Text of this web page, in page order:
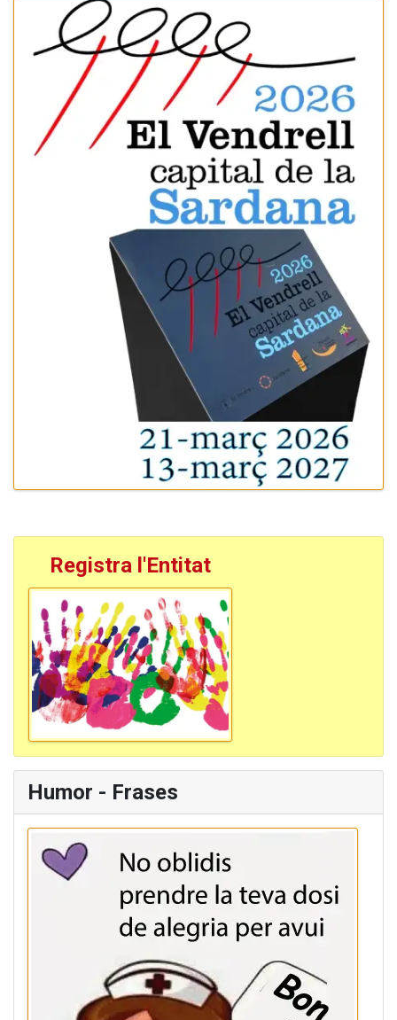
Registra l'Entitat
Humor - Frases